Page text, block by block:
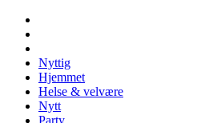
Nyttig
Hjemmet
Helse & velvære
Nytt
Party